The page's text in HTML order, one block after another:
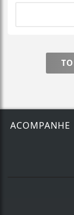
ACOMPANHE